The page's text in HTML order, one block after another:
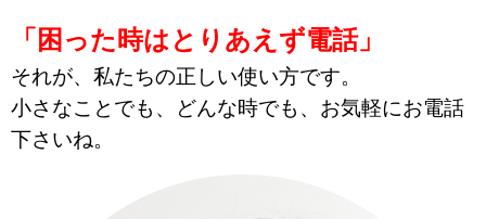
「困った時はとりあえず電話」
それが、私たちの正しい使い方です。
小さなことでも、どんな時でも、お気軽にお電話
下さいね。